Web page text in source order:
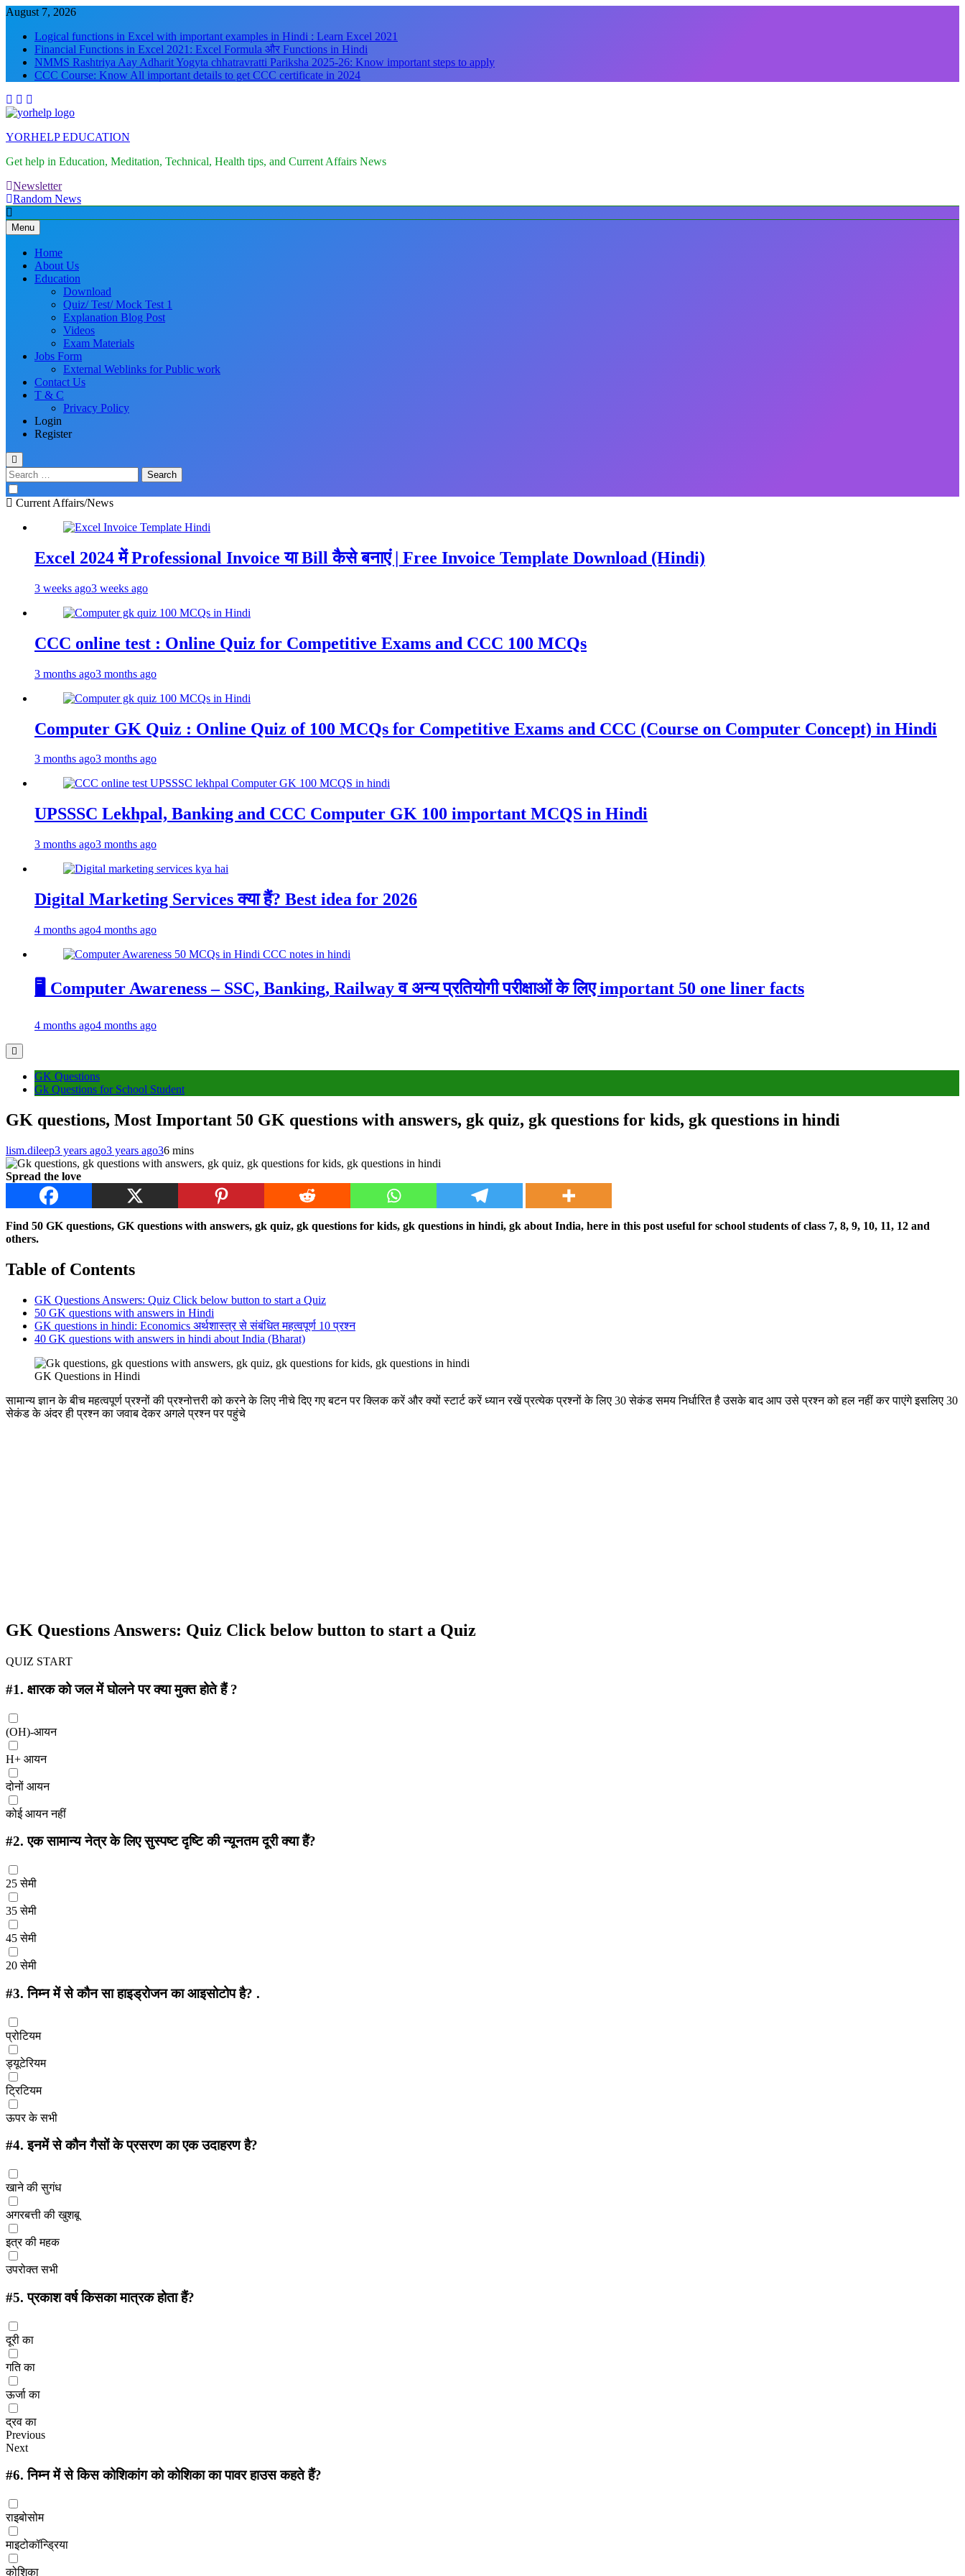
August 7, 2026
Logical functions in Excel with important examples in Hindi : Learn Excel 2021
Financial Functions in Excel 2021: Excel Formula और Functions in Hindi
NMMS Rashtriya Aay Adharit Yogyta chhatravratti Pariksha 2025-26: Know important steps to apply
CCC Course: Know All important details to get CCC certificate in 2024
YORHELP EDUCATION
Get help in Education, Meditation, Technical, Health tips, and Current Affairs News
Newsletter
Random News
Menu
Home
About Us
Education
Download
Quiz/ Test/ Mock Test 1
Explanation Blog Post
Videos
Exam Materials
Jobs Form
External Weblinks for Public work
Contact Us
T & C
Privacy Policy
Login
Register
Current Affairs/News
Excel 2024 में Professional Invoice या Bill कैसे बनाएं | Free Invoice Template Download (Hindi)
3 weeks ago3 weeks ago
CCC online test : Online Quiz for Competitive Exams and CCC 100 MCQs
3 months ago3 months ago
Computer GK Quiz : Online Quiz of 100 MCQs for Competitive Exams and CCC (Course on Computer Concept) in Hindi
3 months ago3 months ago
UPSSSC Lekhpal, Banking and CCC Computer GK 100 important MCQS in Hindi
3 months ago3 months ago
Digital Marketing Services क्या हैं? Best idea for 2026
4 months ago4 months ago
🖥️ Computer Awareness – SSC, Banking, Railway व अन्य प्रतियोगी परीक्षाओं के लिए important 50 one liner facts
4 months ago4 months ago
GK Questions
Gk Questions for School Student
GK questions, Most Important 50 GK questions with answers, gk quiz, gk questions for kids, gk questions in hindi
lism.dileep3 years ago3 years ago36 mins
Spread the love
Find 50 GK questions, GK questions with answers, gk quiz, gk questions for kids, gk questions in hindi, gk about India, here in this post useful for school students of class 7, 8, 9, 10, 11, 12 and
others.
Table of Contents
GK Questions Answers: Quiz Click below button to start a Quiz
50 GK questions with answers in Hindi
GK questions in hindi: Economics अर्थशास्त्र से संबंधित महत्वपूर्ण 10 प्रश्न
40 GK questions with answers in hindi about India (Bharat)
GK Questions in Hindi
सामान्य ज्ञान के बीच महत्वपूर्ण प्रश्नों की प्रश्नोत्तरी को करने के लिए नीचे दिए गए बटन पर क्लिक करें और क्यों स्टार्ट करें ध्यान रखें प्रत्येक प्रश्नों के लिए 30 सेकंड समय निर्धारित है उसके बाद आप उसे प्रश्न को हल नहीं कर पाएंगे इसलिए 30
सेकंड के अंदर ही प्रश्न का जवाब देकर अगले प्रश्न पर पहुंचे
GK Questions Answers: Quiz Click below button to start a Quiz
QUIZ START
#1. क्षारक को जल में घोलने पर क्या मुक्त होते हैं ?
(OH)-आयन
H+ आयन
दोनों आयन
कोई आयन नहीं
#2. एक सामान्य नेत्र के लिए सुस्पष्ट दृष्टि की न्यूनतम दूरी क्या हैं?
25 सेमी
35 सेमी
45 सेमी
20 सेमी
#3. निम्न में से कौन सा हाइड्रोजन का आइसोटोप है? .
प्रोटियम
ड्यूटेरियम
ट्रिटियम
ऊपर के सभी
#4. इनमें से कौन गैसों के प्रसरण का एक उदाहरण है?
खाने की सुगंध
अगरबत्ती की खुशबू
इत्र की महक
उपरोक्त सभी
#5. प्रकाश वर्ष किसका मात्रक होता हैं?
दूरी का
गति का
ऊर्जा का
द्रव का
Previous
Next
#6. निम्न में से किस कोशिकांग को कोशिका का पावर हाउस कहते हैं?
राइबोसोम
माइटोकॉन्ड्रिया
कोशिका